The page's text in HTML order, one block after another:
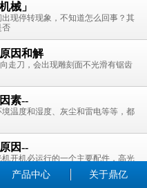
械」
现停转现象，不知道怎么回事？其
否
因和解
走刀，会出现雕刻面不光滑有锯齿
素--
温度和湿度、灰尘和雷电等等，都
因--
开机必运行的一个主要配件，高光
产品中心 关于鼎亿